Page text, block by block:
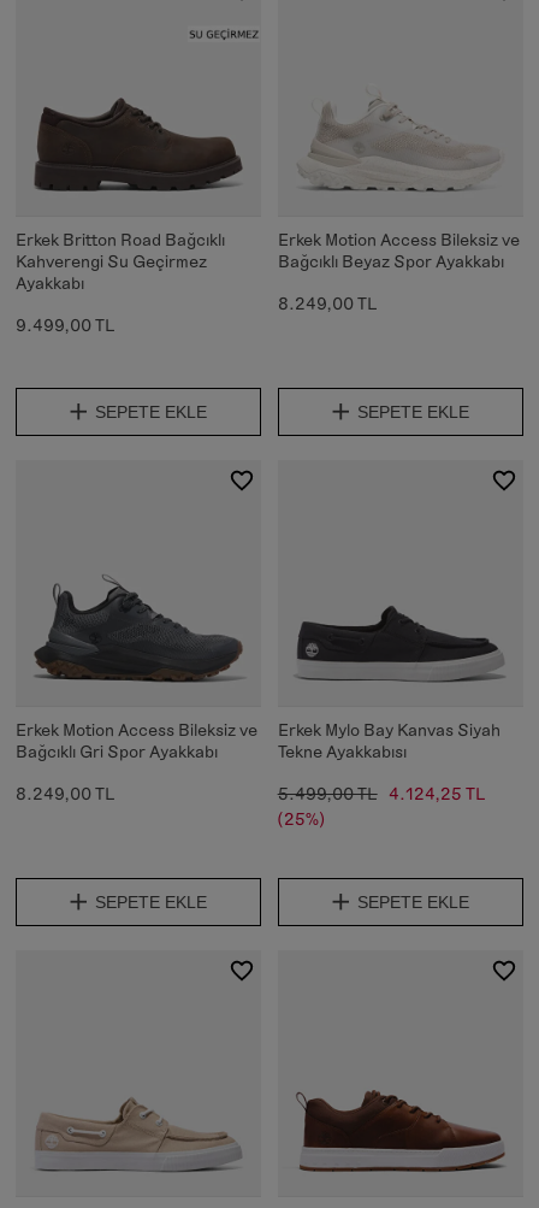
Erkek Britton Road Bağcıklı
Kahverengi Su Geçirmez
Ayakkabı
9.499,00 TL
SEPETE EKLE
Erkek Motion Access Bileksiz ve
Bağcıklı Beyaz Spor Ayakkabı
8.249,00 TL
SEPETE EKLE
Erkek Motion Access Bileksiz ve
Bağcıklı Gri Spor Ayakkabı
8.249,00 TL
SEPETE EKLE
Erkek Mylo Bay Kanvas Siyah
Tekne Ayakkabısı
5.499,00 TL 4.124,25 TL
(25%)
SEPETE EKLE